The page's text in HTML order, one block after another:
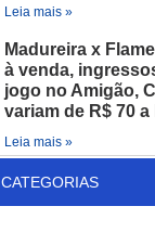
Leia mais »
Madureira x
à venda,
jogo no Amigão,
variam de R$ 70 a
Leia mais »
CATEGORIAS